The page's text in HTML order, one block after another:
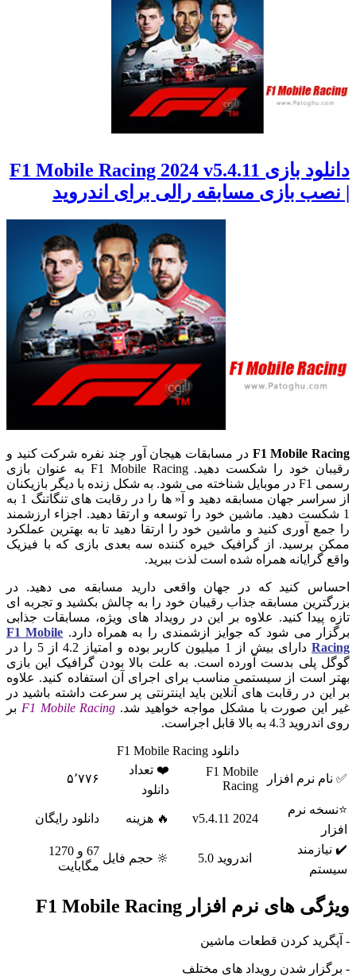
دانلود بازی F1 Mobile Racing 2024 v5.4.11
| نصب بازی مسابقه رالی برای اندروید
F1 Mobile Racing در مسابقات هیجان آور چند نفره شرکت کنید و
رقیبان خود را شکست دهید. F1 Mobile Racing به عنوان بازی
رسمی F1 در موبایل شناخته می شود. به شکل زنده با دیگر بازیکنان
از سراسر جهان مسابقه دهید و آ« ها را در رقابت های تنگاتنگ 1 به
1 شکست دهید. ماشین خود را توسعه و ارتقا دهید. اجزاء ارزشمند
را جمع آوری کنید و ماشین خود را ارتقا دهید تا به بهترین عملکرد
ممکن برسید. از گرافیک خیره کننده سه بعدی بازی که با فیزیک
واقع گرایانه همراه شده است لذت ببرید.
احساس کنید که در جهان واقعی دارید مسابقه می دهید. در
بزرگترین مسابقه جذاب رقیبان خود را به چالش بکشید و تجربه ای
تازه پیدا کنید. علاوه بر این در رویداد های ویژه، مسابقات جذابی
برگزار می شود که جوایز ازشمندی را به همراه دارد. F1 Mobile
Racing
دارای بیش از 1 میلیون کاربر بوده و امتیاز 4.2 از 5 را در
گوگل پلی بدست آورده است. به علت بالا بودن گرافیک این بازی
بهتر است از سیستمی مناسب برای اجرای آن استفاده کنید. علاوه
بر این در رقابت های آنلاین باید اینترنتی پر سرعت داشته باشید در
غیر این صورت با مشکل مواجه خواهید شد. F1 Mobile Racing بر
روی اندروید 4.3 به بالا قابل اجراست.
دانلود F1 Mobile Racing
✅ نام نرم افزار
F1 Mobile
Racing
❤️ تعداد
دانلود
۵٬۷۷۶
⭐نسخه نرم
افزار
2024 v5.4.11 🔥 هزینه دانلود رایگان
✔️ نیازمند
سیستم
اندروید 5.0 🔆 حجم فایل
67 و 1270
مگابایت
ویژگی های نرم افزار F1 Mobile Racing
- آپگرید کردن قطعات ماشین
- برگزار شدن رویداد های مختلف